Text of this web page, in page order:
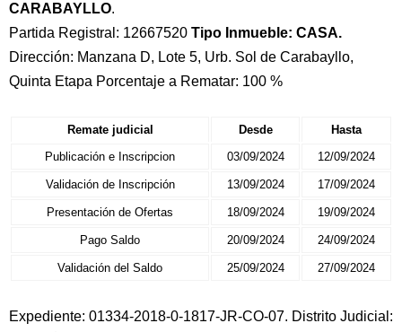
CARABAYLLO.
Partida Registral: 12667520 Tipo Inmueble: CASA.
Dirección: Manzana D, Lote 5, Urb. Sol de Carabayllo,
Quinta Etapa Porcentaje a Rematar: 100 %
Remate judicial Desde
Hasta
Publicación e Inscripcion
03/09/2024 12/09/2024
Validación de Inscripción 13/09/2024 17/09/2024
Presentación de Ofertas 18/09/2024 19/09/2024
Pago Saldo 20/09/2024 24/09/2024
Validación del Saldo 25/09/2024 27/09/2024
Expediente: 01334-2018-0-1817-JR-CO-07. Distrito Judicial: